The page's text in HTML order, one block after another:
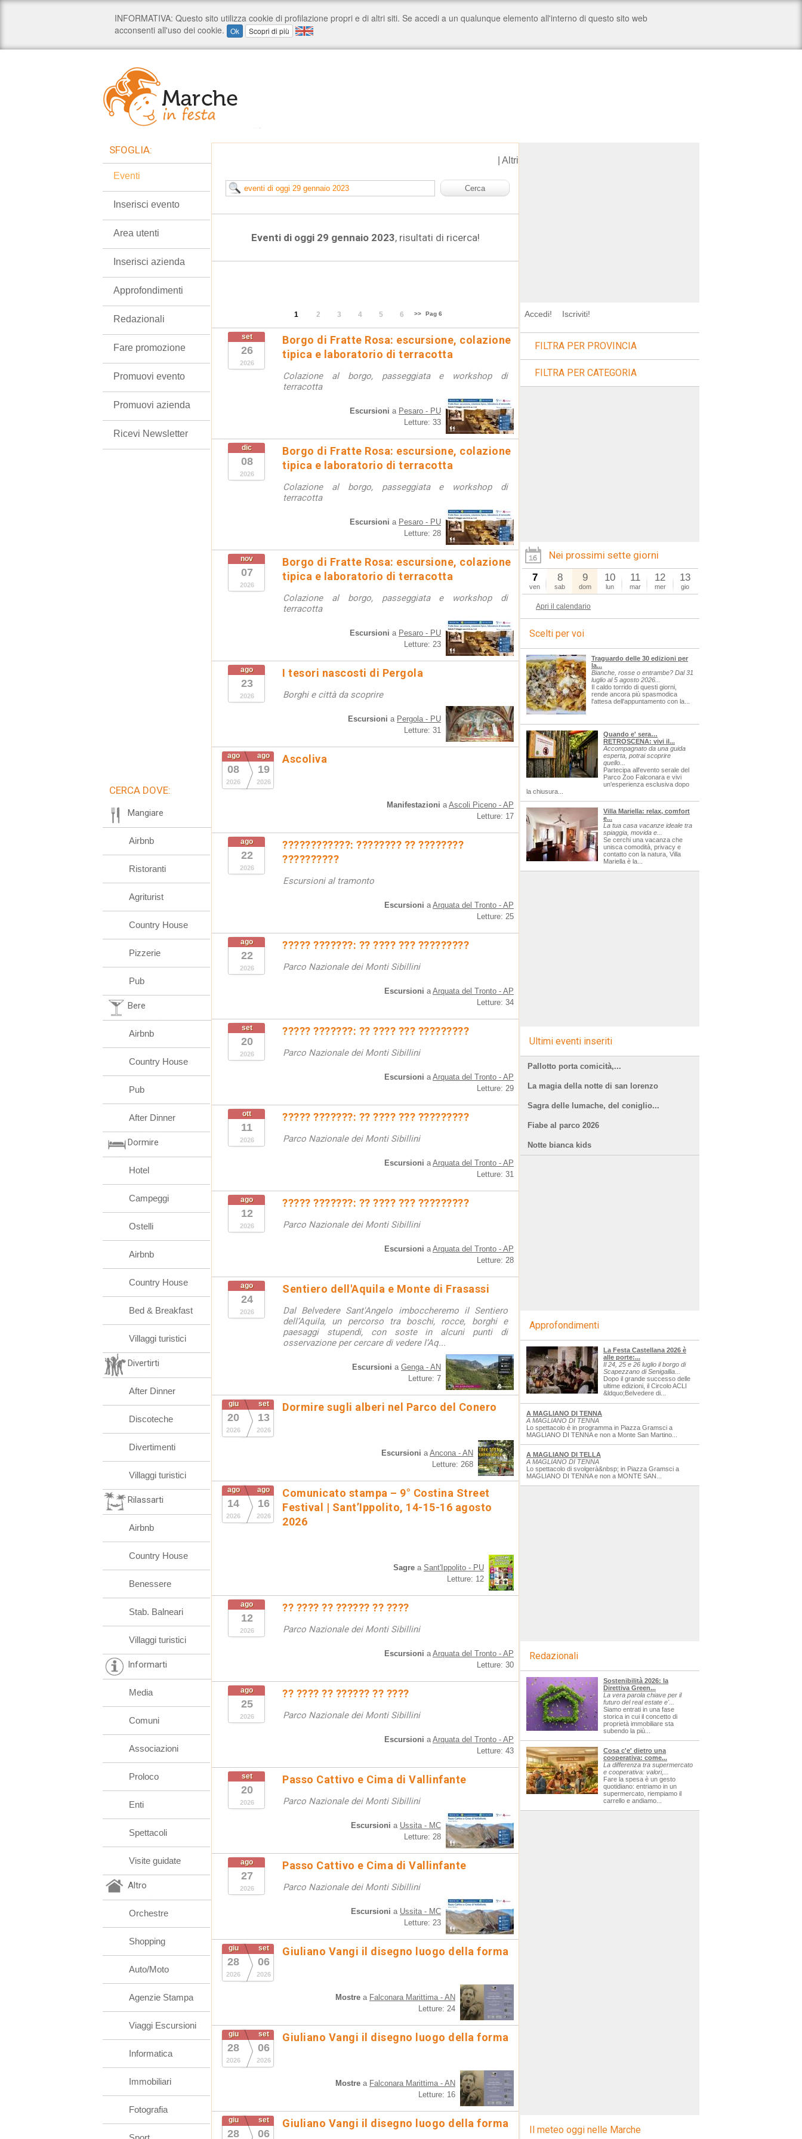
Altri
Eventi di oggi 29 gennaio 2023, risultati di ricerca!
1 2 3 4 5 6 >> Pag 6
set
26
2026
Borgo di Fratte Rosa: escursione, colazione
tipica e laboratorio di terracotta
Colazione al borgo, passeggiata e workshop di
terracotta
Escursioni a Pesaro - PU
Letture: 33
dic
08
2026
Borgo di Fratte Rosa: escursione, colazione
tipica e laboratorio di terracotta
Colazione al borgo, passeggiata e workshop di
terracotta
Escursioni a Pesaro - PU
Letture: 28
nov
07
2026
Borgo di Fratte Rosa: escursione, colazione
tipica e laboratorio di terracotta
Colazione al borgo, passeggiata e workshop di
terracotta
Escursioni a Pesaro - PU
Letture: 23
ago
23
2026
I tesori nascosti di Pergola
Borghi e città da scoprire
Escursioni a Pergola - PU
Letture: 31
ago
08
2026
ago
19
2026
Ascoliva
Manifestazioni aAscoli Piceno - AP
Letture: 17
ago
22
2026
????????????: ???????? ?? ????????
??????????
Escursioni al tramonto
Escursioni aArquata del Tronto - AP
Letture: 25
ago
22
2026
????? ???????: ?? ???? ??? ?????????
Parco Nazionale dei Monti Sibillini
Escursioni aArquata del Tronto - AP
Letture: 34
set
20
2026
????? ???????: ?? ???? ??? ?????????
Parco Nazionale dei Monti Sibillini
Escursioni aArquata del Tronto - AP
Letture: 29
ott
11
2026
????? ???????: ?? ???? ??? ?????????
Parco Nazionale dei Monti Sibillini
Escursioni aArquata del Tronto - AP
Letture: 31
ago
12
2026
????? ???????: ?? ???? ??? ?????????
Parco Nazionale dei Monti Sibillini
Escursioni aArquata del Tronto - AP
Letture: 28
ago
24
2026
Sentiero dell'Aquila e Monte di Frasassi
Dal Belvedere Sant'Angelo imboccheremo il Sentiero
dell’Aquila, un percorso tra boschi, rocce, borghi e
paesaggi stupendi, con soste in alcuni punti di
osservazione per cercare di vedere l’Aq...
Escursioni a Genga - AN
Letture: 7
giu
20
2026
set
13
2026
Dormire sugli alberi nel Parco del Conero
Escursioni aAncona - AN
Letture: 268
ago
14
2026
ago
16
2026
Comunicato stampa – 9° Costina Street
Festival | Sant’Ippolito, 14-15-16 agosto
2026
Sagre a Sant'Ippolito - PU
Letture: 12
ago
12
2026
?? ???? ?? ?????? ?? ????
Parco Nazionale dei Monti Sibillini
Escursioni aArquata del Tronto - AP
Letture: 30
ago
25
2026
?? ???? ?? ?????? ?? ????
Parco Nazionale dei Monti Sibillini
Escursioni aArquata del Tronto - AP
Letture: 43
set
20
2026
Passo Cattivo e Cima di Vallinfante
Parco Nazionale dei Monti Sibillini
Escursioni a Ussita - MC
Letture: 28
ago
27
2026
Passo Cattivo e Cima di Vallinfante
Parco Nazionale dei Monti Sibillini
Escursioni a Ussita - MC
Letture: 23
giu
28
2026
set
06
2026
Giuliano Vangi il disegno luogo della forma
Mostre a Falconara Marittima - AN
Letture: 24
giu
28
2026
set
06
2026
Giuliano Vangi il disegno luogo della forma
Mostre a Falconara Marittima - AN
Letture: 16
giu
28
set
06
Giuliano Vangi il disegno luogo della forma
SFOGLIA:
Eventi
Inserisci evento
Area utenti
Inserisci azienda
Approfondimenti
Redazionali
Fare promozione
Promuovi evento
Promuovi azienda
Ricevi Newsletter
CERCA DOVE:
Mangiare
Airbnb
Ristoranti
Agriturist
Country House
Pizzerie
Pub
Bere
Airbnb
Country House
Pub
After Dinner
Dormire
Hotel
Campeggi
Ostelli
Airbnb
Country House
Bed & Breakfast
Villaggi turistici
Divertirti
After Dinner
Discoteche
Divertimenti
Villaggi turistici
Rilassarti
Airbnb
Country House
Benessere
Stab. Balneari
Villaggi turistici
Informarti
Media
Comuni
Associazioni
Proloco
Enti
Spettacoli
Visite guidate
Altro
Orchestre
Shopping
Auto/Moto
Agenzie Stampa
Viaggi Escursioni
Informatica
Immobiliari
Fotografia
Accedi! Iscriviti!
FILTRA PER PROVINCIA
FILTRA PER CATEGORIA
Nei prossimi sette giorni
7
ven
8
sab
9
dom
10
lun
11
mar
12
mer
13
gio
Apri il calendario
Scelti per voi
Traguardo delle 30 edizioni per
la...
Bianche, rosse o entrambe? Dal 31
luglio al 5 agosto 2026...
Il caldo torrido di questi giorni,
rende ancora più spasmodica
l'attesa dell'appuntamento con la...
Quando e' sera…
RETROSCENA: vivi il...
Accompagnato da una guida
esperta, potrai scoprire
quello...
Partecipa all'evento serale del
Parco Zoo Falconara e vivi
un'esperienza esclusiva dopo
la chiusura...
Villa Mariella: relax, comfort
e...
La tua casa vacanze ideale tra
spiaggia, movida e...
Se cerchi una vacanza che
unisca comodità, privacy e
contatto con la natura, Villa
Mariella è la...
Ultimi eventi inseriti
Pallotto porta comicità,...
La magia della notte di san lorenzo
Sagra delle lumache, del coniglio...
Fiabe al parco 2026
Notte bianca kids
Approfondimenti
La Festa Castellana 2026 è
alle porte:...
Il 24, 25 e 26 luglio il borgo di
Scapezzano di Senigallia...
Dopo il grande successo delle
ultime edizioni, il Circolo ACLI
&ldquo;Belvedere di...
A MAGLIANO DI TENNA
A MAGLIANO DI TENNA
Lo spettacolo è in programma in Piazza Gramsci a
MAGLIANO DI TENNA e non a Monte San Martino...
A MAGLIANO DI TELLA
A MAGLIANO DI TENNA
Lo spettacolo di svolgerà&nbsp; in Piazza Gramsci a
MAGLIANO DI TENNA e non a MONTE SAN...
Redazionali
Sostenibilità 2026: la
Direttiva Green...
La vera parola chiave per il
futuro del real estate e'...
Siamo entrati in una fase
storica in cui il concetto di
proprietà immobiliare sta
subendo la più...
Cosa c'e' dietro una
cooperativa: come...
La differenza tra supermercato
e cooperativa: valori,...
Fare la spesa è un gesto
quotidiano: entriamo in un
supermercato, riempiamo il
carrello e andiamo...
Il meteo oggi nelle Marche